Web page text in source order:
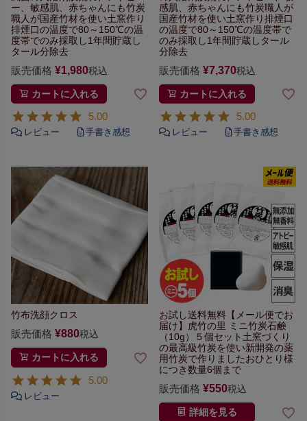
ー、敏感肌、赤ちゃんにも竹炭
職人が国産竹材を使い土窯作り
排煙口の温度で80～150℃の温
度帯でのみ採取し1年間貯蔵し
タール分除去
販売価格 ¥1,980税込
カートに入れる
5.00
感肌、赤ちゃんにも竹炭職人が
国産竹材を使い土窯作り排煙口
の温度で80～150℃の温度帯で
のみ採取し1年間貯蔵しタール
分除去
販売価格 ¥7,370税込
カートに入れる
5.00
竹布洗顔クロス
販売価格 ¥880税込
カートに入れる
5.00
お試し送料無料【メール便でお
届け】 虎竹の里 ミニ竹炭石鹸
（10g）５個セット土窯づくり
の最高級竹炭を使い新開発の薬
用竹炭で作りましたおひとり様
につき数量6個まで
販売価格 ¥550税込
詳細を見る